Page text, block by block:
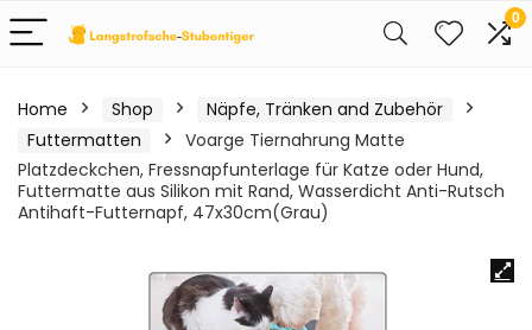
0
Home Shop
Näpfe, Tränken and Zubehör
Futtermatten
Voarge Tiernahrung Matte
Platzdeckchen, Fressnapfunterlage für Katze oder Hund,
Futtermatte aus Silikon mit Rand, Wasserdicht Anti-Rutsch
Antihaft-Futternapf, 47x30cm(Grau)